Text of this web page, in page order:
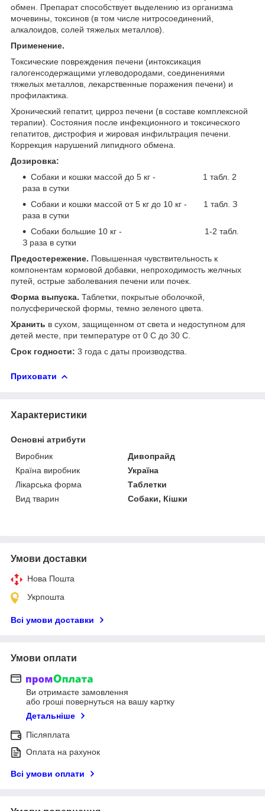
обмен. Препарат способствует выделению из организма
мочевины, токсинов (в том числе нитросоединений,
алкалоидов, солей тяжелых металлов).
Применение.
Токсические повреждения печени (интоксикация
галогенсодержащими углеводородами, соединениями
тяжелых металлов, лекарственные поражения печени) и
профилактика.
Хронический гепатит, цирроз печени (в составе комплексной
терапии). Состояния после инфекционного и токсического
гепатитов, дистрофия и жировая инфильтрация печени.
Коррекция нарушений липидного обмена.
Дозировка:
Собаки и кошки массой до 5 кг - 1 табл. 2
раза в сутки
Собаки и кошки массой от 5 кг до 10 кг - 1 табл. З
раза в сутки
Собаки большие 10 кг - 1-2 табл.
З раза в сутки
Предостережение. Повышенная чувствительность к
компонентам кормовой добавки, непроходимость желчных
путей, острые заболевания печени или почек.
Форма выпуска. Таблетки, покрытые оболочкой,
полусферической формы, темно зеленого цвета.
Хранить в сухом, защищенном от света и недоступном для
детей месте, при температуре от 0 С до 30 С.
Срок годности: 3 года с даты производства.
Приховати
Характеристики
Основні атрибути
Виробник
Дивопрайд
Країна виробник
Україна
Лікарська форма
Таблетки
Вид тварин
Собаки, Кішки
Умови доставки
Нова Пошта
Укрпошта
Всі умови доставки
Умови оплати
Ви отримаєте замовлення
або гроші повернуться на вашу картку
Детальніше
Післяплата
Оплата на рахунок
Всі умови оплати